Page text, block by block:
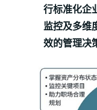
行标准化企
监控及多维
效的管理决